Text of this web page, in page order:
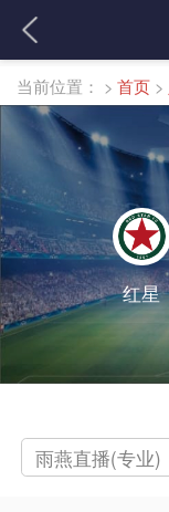
当前位置： > 首页 >
红星
雨燕直播(专业)